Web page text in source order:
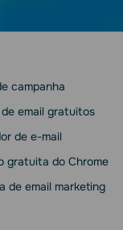
campanha
email gratuitos
de e-mail
gratuita do Chrome
de email marketing